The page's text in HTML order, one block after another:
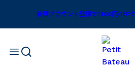
新規アカウント登録で1,100円OFF